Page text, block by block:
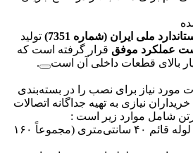
ملی ایران (شماره 7351)
تولید
قرار گرفته است که
بالای قطعات داخلی آن است
.
نیاز برای نصب را در بسته‌بندی
نیازی به تهیه جداگانه اتصالات
شامل موارد زیر است :
۴ عدد لوله قائم ۴۰ سانتی‌متری (مجموعاً ۱۶۰